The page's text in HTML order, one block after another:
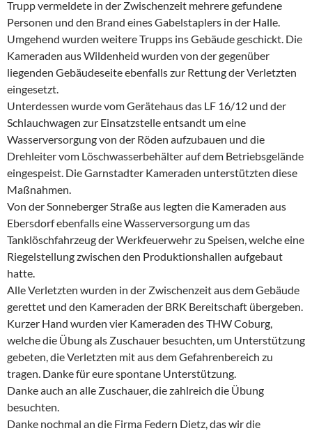
Trupp vermeldete in der Zwischenzeit mehrere gefundene
Personen und den Brand eines Gabelstaplers in der Halle.
Umgehend wurden weitere Trupps ins Gebäude geschickt. Die
Kameraden aus Wildenheid wurden von der gegenüber
liegenden Gebäudeseite ebenfalls zur Rettung der Verletzten
eingesetzt.
Unterdessen wurde vom Gerätehaus das LF 16/12 und der
Schlauchwagen zur Einsatzstelle entsandt um eine
Wasserversorgung von der Röden aufzubauen und die
Drehleiter vom Löschwasserbehälter auf dem Betriebsgelände
eingespeist. Die Garnstadter Kameraden unterstützten diese
Maßnahmen.
Von der Sonneberger Straße aus legten die Kameraden aus
Ebersdorf ebenfalls eine Wasserversorgung um das
Tanklöschfahrzeug der Werkfeuerwehr zu Speisen, welche eine
Riegelstellung zwischen den Produktionshallen aufgebaut
hatte.
Alle Verletzten wurden in der Zwischenzeit aus dem Gebäude
gerettet und den Kameraden der BRK Bereitschaft übergeben.
Kurzer Hand wurden vier Kameraden des THW Coburg,
welche die Übung als Zuschauer besuchten, um Unterstützung
gebeten, die Verletzten mit aus dem Gefahrenbereich zu
tragen. Danke für eure spontane Unterstützung.
Danke auch an alle Zuschauer, die zahlreich die Übung
besuchten.
Danke nochmal an die Firma Federn Dietz, das wir die